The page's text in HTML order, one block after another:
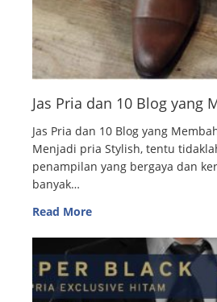
Jas Pria dan 10 Blog yang
Jas Pria dan 10 Blog yang
Menjadi pria Stylish, tentu
penampilan yang bergaya dan
banyak…
Read More